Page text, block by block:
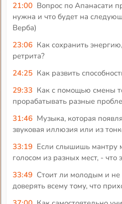
21:00 Вопрос по Апанасати
нужна и что будет на
Верба)
23:06 Как сохранить
ретрита?
24:25 Как развить
29:33 Как с помощью смены
прорабатывать разные
31:46 Музыка, которая
звуковая иллюзия или из
33:19 Если слышишь мантру
голосом из разных мест, - что
33:49 Стоит ли молодым и
доверять всему тому, что